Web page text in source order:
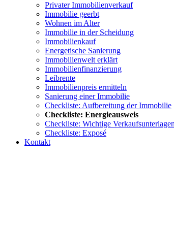
Privater Immobilienverkauf
Immobilie geerbt
Wohnen im Alter
Immobilie in der Scheidung
Immobilienkauf
Energetische Sanierung
Immobilienwelt erklärt
Immobilienfinanzierung
Leibrente
Immobilienpreis ermitteln
Sanierung einer Immobilie
Checkliste: Aufbereitung der Immobilie
Checkliste: Energieausweis
Checkliste: Wichtige Verkaufsunterlagen
Checkliste: Exposé
Kontakt